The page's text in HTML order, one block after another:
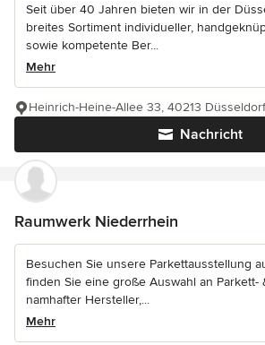
Seit über 40 Jahren bieten wir in der
breites Sortiment individueller,
sowie kompetente Ber...
Mehr
Nachricht
Heinrich-Heine-Allee 33, 40213 Düsseldorf
Raumwerk Niederrhein
Besuchen Sie unsere Parkettausstellung
finden Sie eine große Auswahl an Parkett-
namhafter Hersteller,...
Mehr